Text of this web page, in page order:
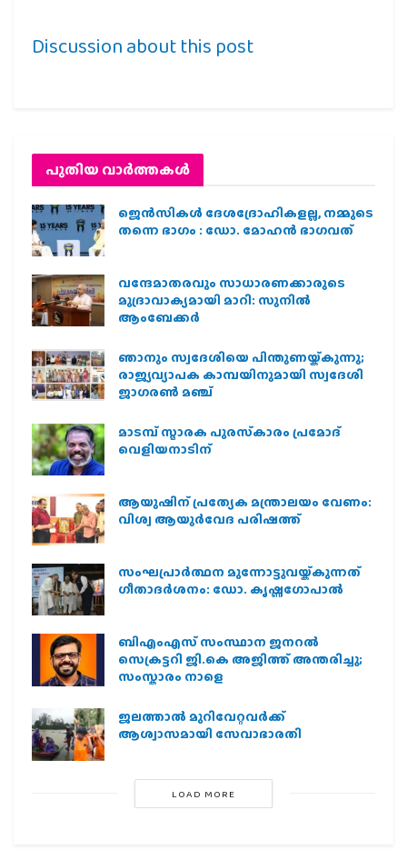
Discussion about this post
പുതിയ വാര്‍ത്തകള്‍
ജെന്‍സികള്‍ ദേശദ്രോഹികളല്ല, നമ്മുടെ
തന്നെ ഭാഗം : ഡോ. മോഹന്‍ ഭാഗവത്
വന്ദേമാതരവും സാധാരണക്കാരുടെ
മുദ്രാവാക്യമായി മാറി: സുനിൽ
ആംബേക്കർ
ഞാനും സ്വദേശിയെ പിന്തുണയ്ക്കുന്നു;
രാജ്യവ്യാപക കാമ്പയിനുമായി സ്വദേശി
ജാഗരണ്‍ മഞ്ച്
മാടമ്പ് സ്മാരക പുരസ്‌കാരം പ്രമോദ്
വെളിയനാടിന്
ആയുഷിന് പ്രത്യേക മന്ത്രാലയം വേണം:
വിശ്വ ആയുര്‍വേദ പരിഷത്ത്
സംഘപ്രാര്‍ത്ഥന മുന്നോട്ടുവയ്ക്കുന്നത്
ഗീതാദര്‍ശനം: ഡോ. കൃഷ്ണഗോപാല്‍
ബിഎംഎസ് സംസ്ഥാന ജനറൽ
സെക്രട്ടറി ജി.കെ അജിത്ത് അന്തരിച്ചു;
സംസ്കാരം നാളെ
ജലത്താല്‍ മുറിവേറ്റവര്‍ക്ക്
ആശ്വാസമായി സേവാഭാരതി
LOAD MORE